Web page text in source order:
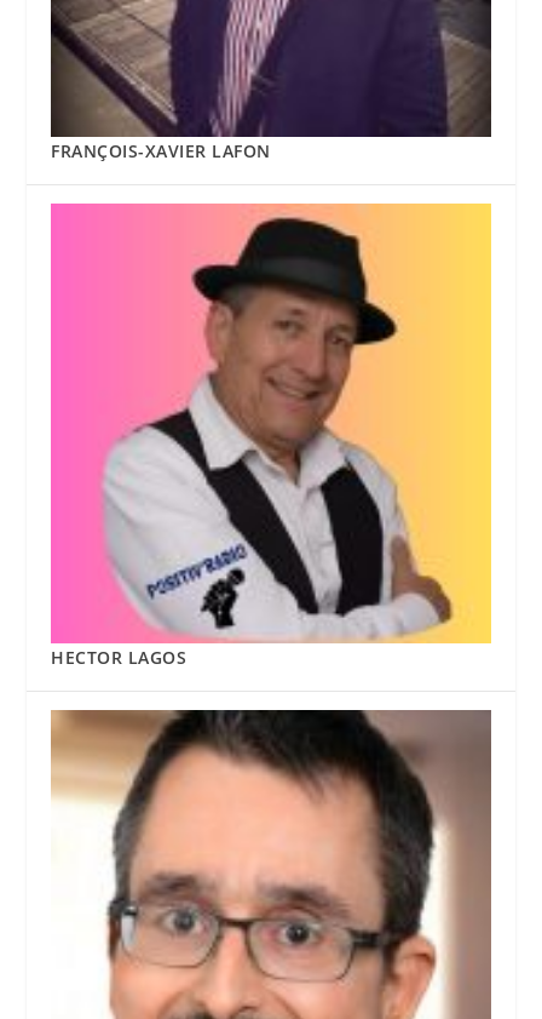
FRANÇOIS-XAVIER LAFON
HECTOR LAGOS